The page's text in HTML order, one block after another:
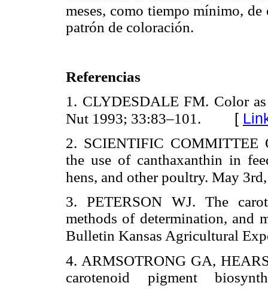
meses, como tiempo mínimo,
patrón de coloración.
Referencias
1. CLYDESDALE FM. Color
Nut 1993; 33:83–101. [
2. SCIENTIFIC
the use of canthaxanthin in
hens, and other poultry. May
3. PETERSON WJ. The
methods of determination, and
Bulletin Kansas Agricultural
4. ARMSOTRONG GA,
carotenoid pigment